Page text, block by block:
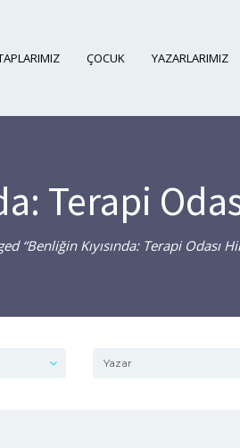
ÇOCUK YAZARLARIMIZ
Terapi
“Benliğin Kıyısında: Terapi Odası